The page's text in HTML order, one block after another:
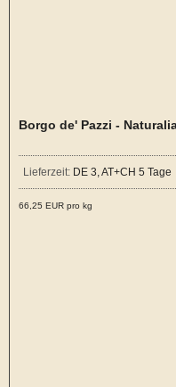
Borgo de' Pazzi -
Lieferzeit: DE 3, AT+CH 5 Tage
66,25 EUR pro kg